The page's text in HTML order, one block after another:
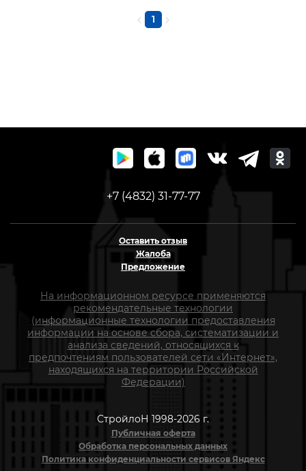
1
+7 (4832) 31-77-77
Оставить отзыв
Жалоба
Предложение
На информационном ресурсе применяются
рекомендательные технологии
(информационные технологии предоставления
информации на основе сбора, систематизации и
анализа сведений, относящихся к
предпочтениям пользователей сети «Интернет»,
находящихся на территории Российской
Федерации)
СтройлоН 1998-2026 г.
Публичная оферта
Обработка персональных данных
Политика конфиденциальности сервисов Яндекс